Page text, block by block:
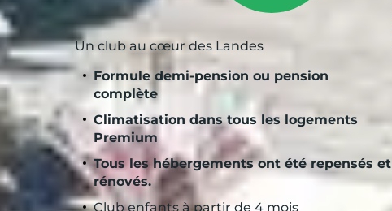
Un club au cœur des Landes
Formule demi-pension ou pension
complète
Climatisation dans tous les logements
Premium
Tous les hébergements ont été repensés et
rénovés.
Club enfants à partir de 4 mois